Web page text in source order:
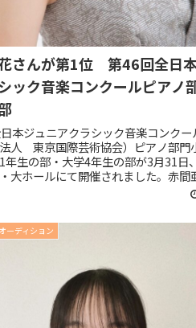
さんが第1位 第46回全日
ック音楽コンクールピアノ
本ジュニアクラシック音楽コンクー
人 東京国際芸術協会）ピアノ部門
年生の部・大学4年生の部が3月31日
大ホールにて開催されました。赤間
ーディション